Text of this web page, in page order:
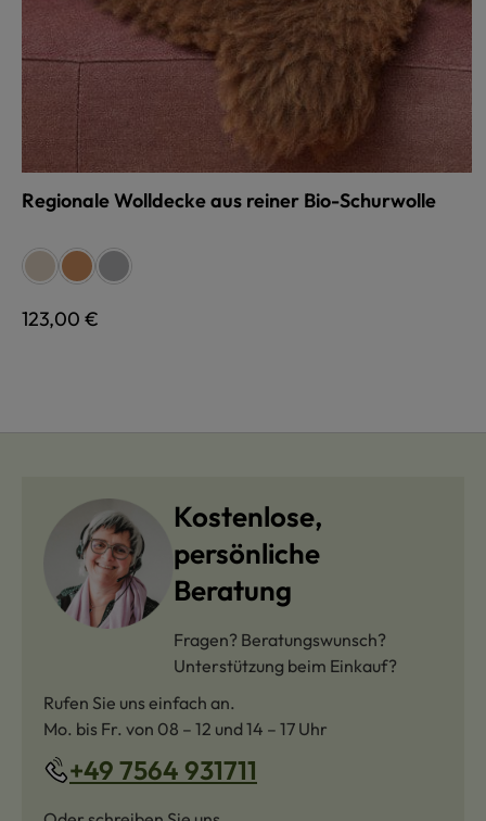
Regionale Wolldecke aus reiner Bio-Schurwolle
Farbeauswählen
beige hellbraunhellgrau
Regulärer Preis:
123,00 €
Kostenlose,
persönliche
Beratung
Fragen? Beratungswunsch?
Unterstützung beim Einkauf?
Rufen Sie uns einfach an.
Mo. bis Fr. von 08 – 12 und 14 – 17 Uhr
+49 7564 931711